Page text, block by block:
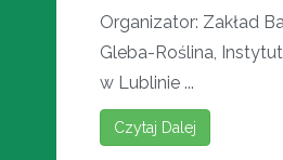
Organizator: Zakład
Gleba-Roślina,
w Lublinie ...
Czytaj Dalej